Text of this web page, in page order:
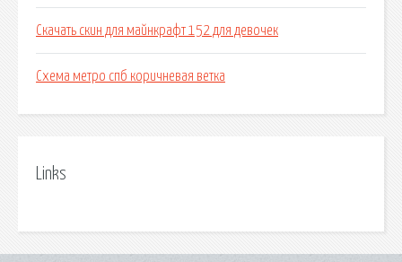
Скачать скин для майнкрафт 152 для девочек
Схема метро спб коричневая ветка
Links